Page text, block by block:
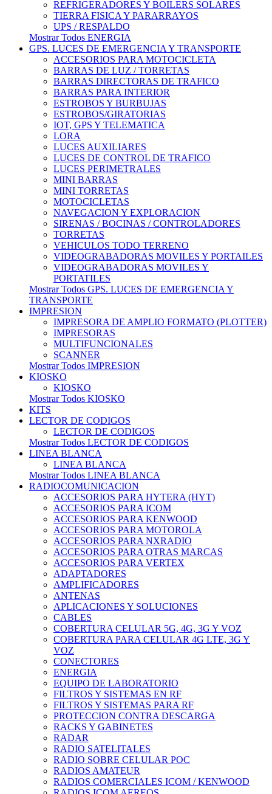
REFRIGERADORES Y BOILERS SOLARES
TIERRA FISICA Y PARARRAYOS
UPS / RESPALDO
Mostrar Todos ENERGIA
GPS. LUCES DE EMERGENCIA Y TRANSPORTE
ACCESORIOS PARA MOTOCICLETA
BARRAS DE LUZ / TORRETAS
BARRAS DIRECTORAS DE TRAFICO
BARRAS PARA INTERIOR
ESTROBOS Y BURBUJAS
ESTROBOS/GIRATORIAS
IOT, GPS Y TELEMATICA
LORA
LUCES AUXILIARES
LUCES DE CONTROL DE TRAFICO
LUCES PERIMETRALES
MINI BARRAS
MINI TORRETAS
MOTOCICLETAS
NAVEGACION Y EXPLORACION
SIRENAS / BOCINAS / CONTROLADORES
TORRETAS
VEHICULOS TODO TERRENO
VIDEOGRABADORAS MOVILES Y PORTAILES
VIDEOGRABADORAS MOVILES Y
PORTATILES
Mostrar Todos GPS. LUCES DE EMERGENCIA Y
TRANSPORTE
IMPRESION
IMPRESORA DE AMPLIO FORMATO (PLOTTER)
IMPRESORAS
MULTIFUNCIONALES
SCANNER
Mostrar Todos IMPRESION
KIOSKO
KIOSKO
Mostrar Todos KIOSKO
KITS
LECTOR DE CODIGOS
LECTOR DE CODIGOS
Mostrar Todos LECTOR DE CODIGOS
LINEA BLANCA
LINEA BLANCA
Mostrar Todos LINEA BLANCA
RADIOCOMUNICACION
ACCESORIOS PARA HYTERA (HYT)
ACCESORIOS PARA ICOM
ACCESORIOS PARA KENWOOD
ACCESORIOS PARA MOTOROLA
ACCESORIOS PARA NXRADIO
ACCESORIOS PARA OTRAS MARCAS
ACCESORIOS PARA VERTEX
ADAPTADORES
AMPLIFICADORES
ANTENAS
APLICACIONES Y SOLUCIONES
CABLES
COBERTURA CELULAR 5G, 4G, 3G Y VOZ
COBERTURA PARA CELULAR 4G LTE, 3G Y
VOZ
CONECTORES
ENERGIA
EQUIPO DE LABORATORIO
FILTROS Y SISTEMAS EN RF
FILTROS Y SISTEMAS PARA RF
PROTECCION CONTRA DESCARGA
RACKS Y GABINETES
RADAR
RADIO SATELITALES
RADIO SOBRE CELULAR POC
RADIOS AMATEUR
RADIOS COMERCIALES ICOM / KENWOOD